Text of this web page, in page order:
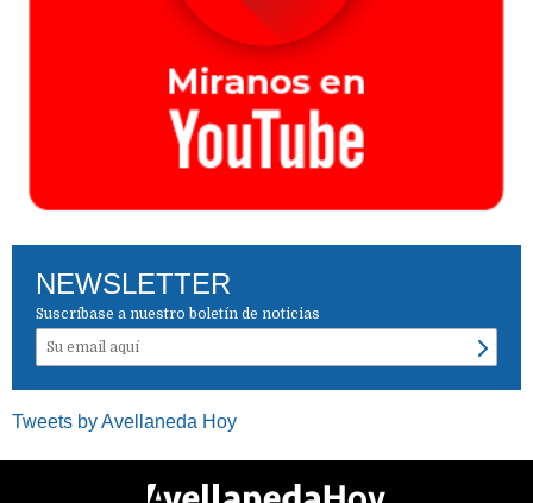
NEWSLETTER
Suscríbase a nuestro boletín de noticias
Tweets by Avellaneda Hoy